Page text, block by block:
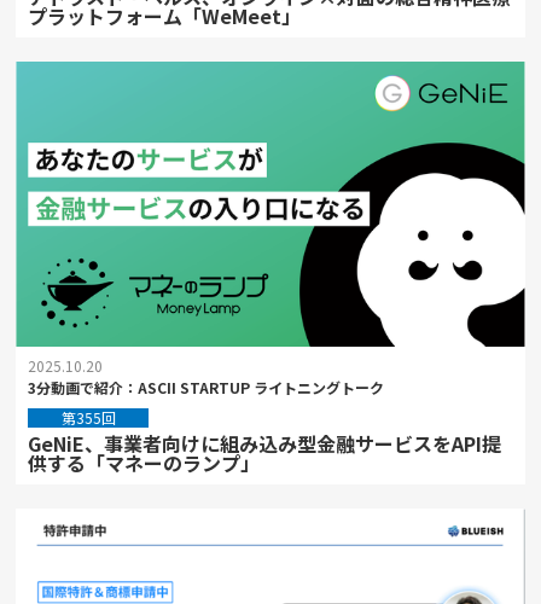
プラットフォーム「WeMeet」
2025.10.20
3分動画で紹介：ASCII STARTUP ライトニングトーク
第355回
GeNiE、事業者向けに組み込み型金融サービスをAPI提
供する「マネーのランプ」